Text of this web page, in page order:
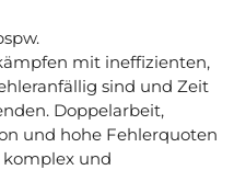
mit ineffizienten,
sind und Zeit
Doppelarbeit,
und hohe Fehlerquoten
und